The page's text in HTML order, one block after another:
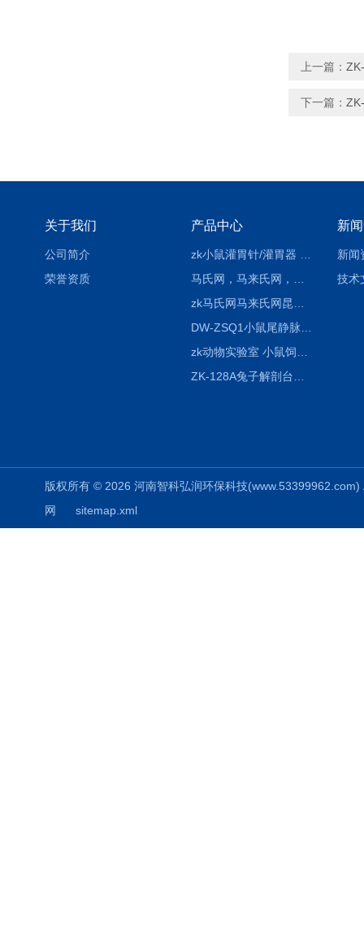
上一篇：
下一篇：
关于我们
公司简介
荣誉资质
产品中心 新
新闻
技术
版权所有 © 2026 河南智科弘润环保科技
网
sitemap.xml